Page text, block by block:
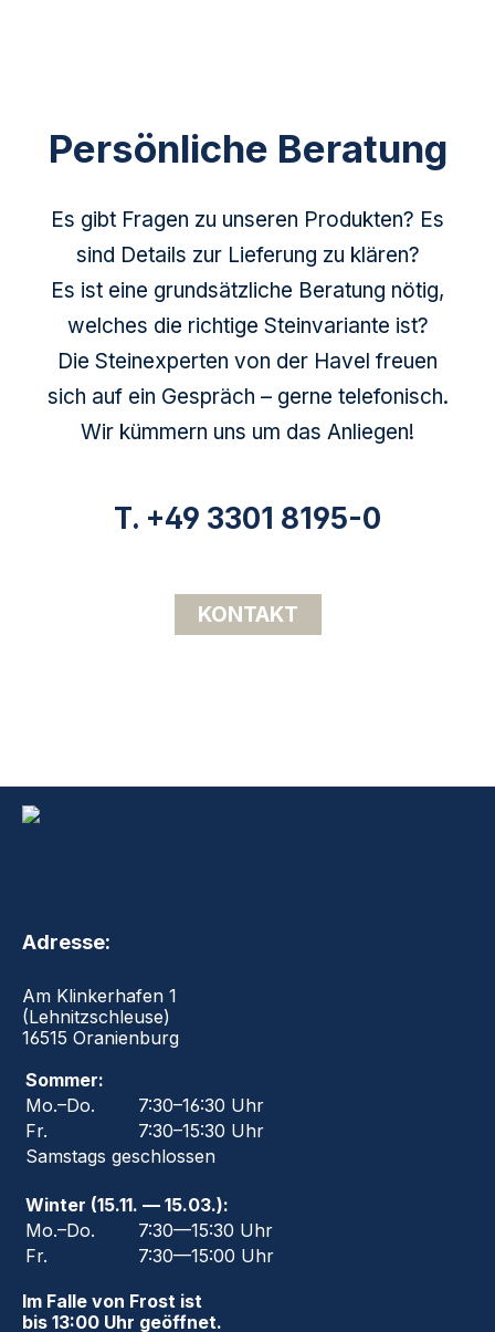
Persönliche Beratung
Es gibt Fragen zu unseren Produkten? Es
sind Details zur Lieferung zu klären?
Es ist eine grundsätzliche Beratung nötig,
welches die richtige Steinvariante ist?
Die Steinexperten von der Havel freuen
sich auf ein Gespräch – gerne telefonisch.
Wir kümmern uns um das Anliegen!
T. +49 3301 8195-0
KONTAKT
Adresse:
Am Klinkerhafen 1
(Lehnitzschleuse)
16515 Oranienburg
Sommer:
Mo.–Do.
7:30–16:30 Uhr
Fr.
7:30–15:30 Uhr
Samstags geschlossen
Winter (15.11. — 15.03.):
Mo.–Do.
7:30—15:30 Uhr
Fr.
7:30—15:00 Uhr
Im Falle von Frost ist
bis 13:00 Uhr geöffnet.